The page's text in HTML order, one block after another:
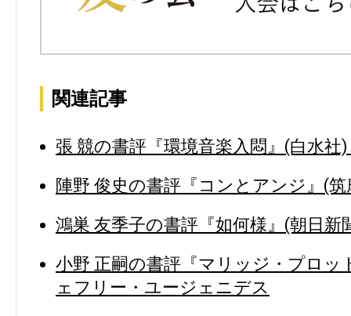
関連記事
張 競の書評『環境音楽入悶』(白水社
陣野 俊史の書評『コンとアンジ』(
鴻巣 友季子の書評『如何様』(朝日新
小野 正嗣の書評『マリッジ・プロッ
ェフリー・ユージェニデス